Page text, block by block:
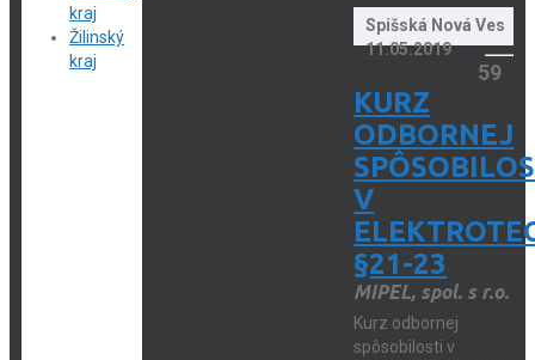
Spišská Nová Ves
11.05.2019
59
KURZ
ODBORNEJ
V
§21-23
MIPEL, spol. s r.o.
Kurz odbornej
spôsobilosti v
kraj
Žilinský
kraj